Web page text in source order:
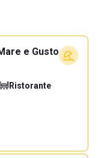
e Gusto
Ristorante·